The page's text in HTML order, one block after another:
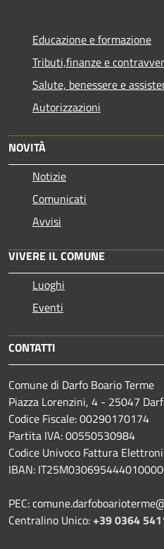
Educazione e formazione
Tributi,finanze e
Salute, benessere e
Autorizzazioni
NOVITÀ
Notizie
Comunicati
Avvisi
VIVERE IL COMUNE
Luoghi
Eventi
CONTATTI
Comune di Darfo Boario Terme
Piazza Lorenzini, 4 - 25047
Codice Fiscale: 00290170174
Partita IVA: 00550530984
Codice Univoco Fattura
IBAN:
PEC:
Centralino Unico:+39 0364